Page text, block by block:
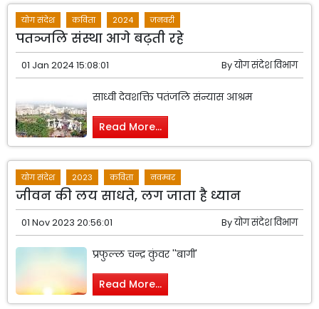
योग संदेश कविता 2024 जनवरी
पतञ्जलि संस्था आगे बढ़ती रहे
01 Jan 2024 15:08:01 Byयोग संदेश विभाग
साध्वी देवशक्ति पतंजलि संन्यास आश्रम
Read More...
योग संदेश 2023 कविता नवम्बर
जीवन की लय साधते, लग जाता है ध्यान
01 Nov 2023 20:56:01 Byयोग संदेश विभाग
प्रफुल्ल चन्द्र कुंवर ''बागी'
Read More...